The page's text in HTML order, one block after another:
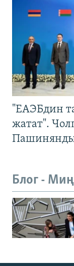
"ЕАЭБдин
жатат".
Блог -